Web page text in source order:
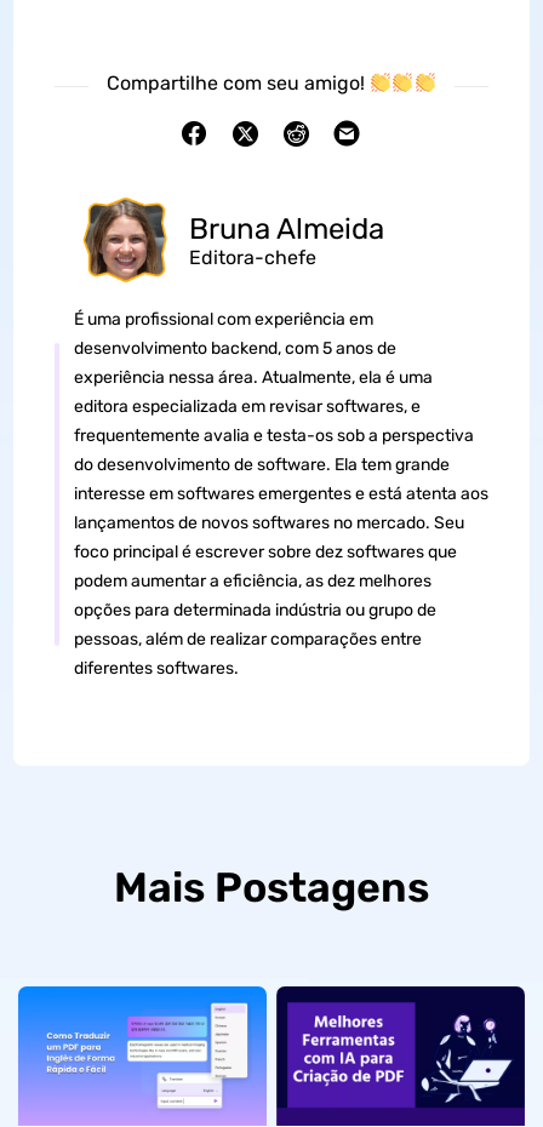
Compartilhe com seu amigo!
Bruna Almeida
Editora-chefe
É uma profissional com experiência em
desenvolvimento backend, com 5 anos de
experiência nessa área. Atualmente, ela é uma
editora especializada em revisar softwares, e
frequentemente avalia e testa-os sob a perspectiva
do desenvolvimento de software. Ela tem grande
interesse em softwares emergentes e está atenta aos
lançamentos de novos softwares no mercado. Seu
foco principal é escrever sobre dez softwares que
podem aumentar a eficiência, as dez melhores
opções para determinada indústria ou grupo de
pessoas, além de realizar comparações entre
diferentes softwares.
Mais Postagens